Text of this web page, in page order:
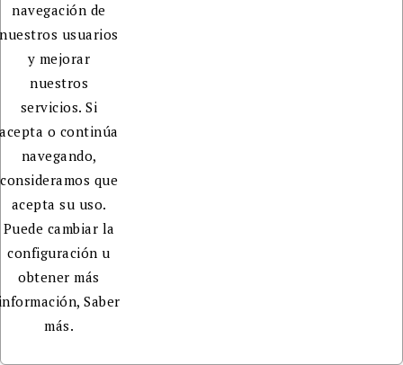
navegación de
nuestros usuarios
y mejorar
nuestros
servicios. Si
acepta o continúa
navegando,
consideramos que
acepta su uso.
Puede cambiar la
configuración u
obtener más
Saber
más.